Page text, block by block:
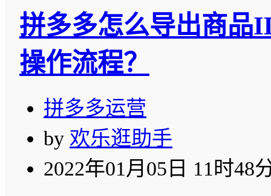
拼多多怎么导出商品
操作流程？
拼多多运营
by 欢乐逛助手
2022年01月05日 11时48